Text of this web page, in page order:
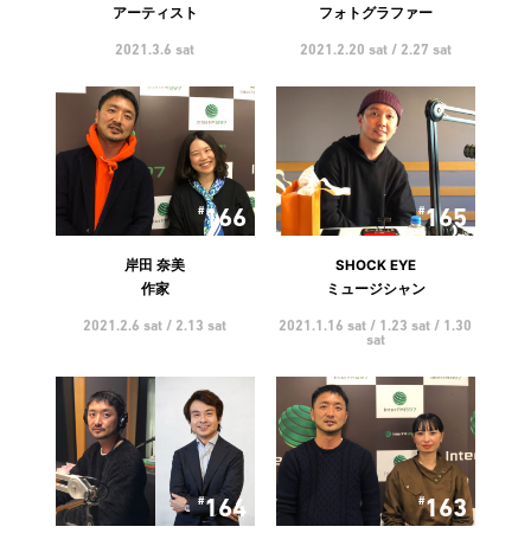
アーティスト
2021.3.6 sat
フォトグラファー
2021.2.20 sat / 2.27 sat
166
岸田 奈美
作家
2021.2.6 sat / 2.13 sat
165
SHOCK EYE
ミュージシャン
2021.1.16 sat / 1.23 sat / 1.30
sat
164 163